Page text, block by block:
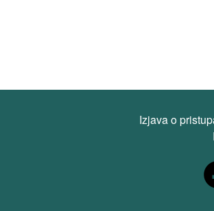
Izjava o